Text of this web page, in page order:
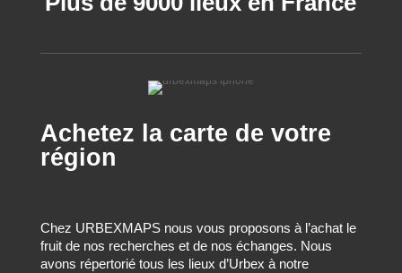
Achetez la carte de votre
région
Chez URBEXMAPS nous vous proposons à l’achat le
fruit de nos recherches et de nos échanges. Nous
avons répertorié tous les lieux d’Urbex à notre